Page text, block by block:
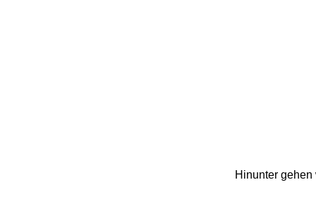
Hinunter